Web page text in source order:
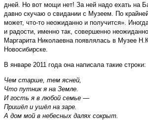
дней. Но вот мощи нет! За ней надо ехать на
давно скучаю о свидании с Музеем. По
может, что-то неожиданно и получится».
и радости, именно так, совершенно
Маргарита Николаевна появлялась в Музее
Новосибирске.
В январе 2011 года она написала такие строки:
Чем старше, тем ясней,
Что путник я на Земле.
И гость я в любой семье —
Пришёл и ушёл на заре.
А дом мой в небесных далях сокрыт.